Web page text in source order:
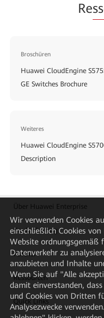
Re
Broschüren
Huawei CloudEngine
GE Switches Brochure
Weiteres
Huawei CloudEngine
Description
Über Huawei Enterprise
Kaufanleitung
Partner
Ressourcen
Quick Links
Wir verwenden Cookies
einschließlich Cookies
Website ordnungsgemäß
Datenverkehr zu
anzubieten und Inhalte
Wenn Sie auf "Alle
damit einverstanden,
und Cookies von Dritten
Analysezwecke